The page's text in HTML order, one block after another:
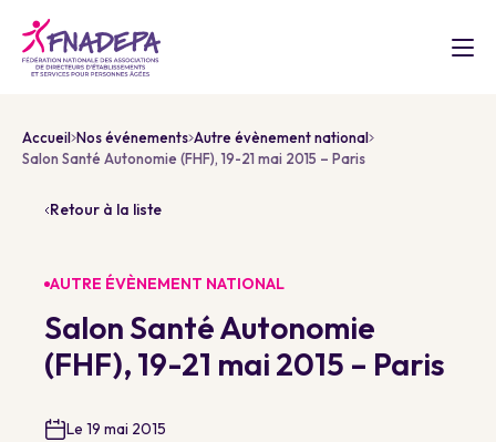
Accueil Nos événements Autre évènement national
Salon Santé Autonomie (FHF), 19-21 mai 2015 – Paris
Retour à la liste
AUTRE ÉVÈNEMENT NATIONAL
Salon Santé Autonomie
(FHF), 19-21 mai 2015 – Paris
Le 19 mai 2015